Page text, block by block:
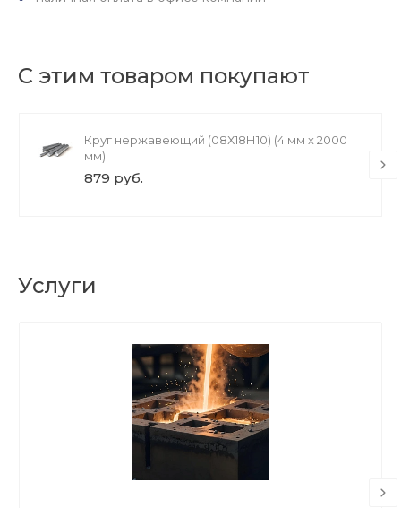
С этим товаром покупают
Круг нержавеющий (08Х18Н10) (4 мм х 2000
мм)
879 руб.
Услуги